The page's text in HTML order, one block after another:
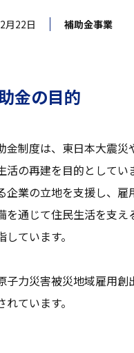
月22日 補助金事業
金の目的
金制度は、東日本大震
活の再建を目的として
企業の立地を支援し、
を通じて住民生活を支
しています。
子力災害被災地域雇用創
ています。